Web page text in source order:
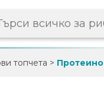
топчета >